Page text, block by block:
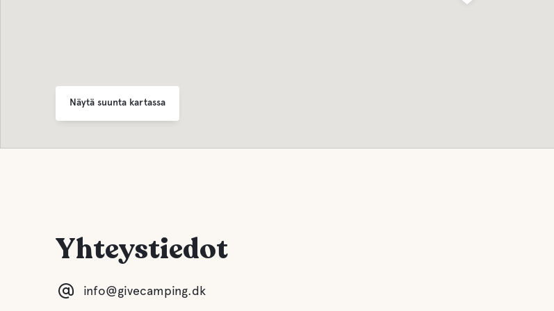
Näytä suunta kartassa
Yhteystiedot
info@givecamping.dk